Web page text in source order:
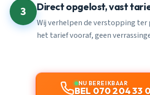
3 Direct opgelost, vast
Wij verhelpen de verstopping ter
het tarief vooraf, geen
NU BEREIKBAAR
BEL 070 204 33